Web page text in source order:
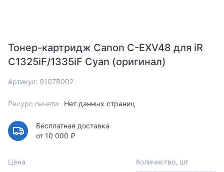
Тонер-картридж Canon C-EXV48 для iR
C1325iF/1335iF Cyan (оригинал)
Артикул: 9107B002
Ресурс печати: Нет данных страниц
Бесплатная доставка
от 10 000 ₽
Цена Количество, шт